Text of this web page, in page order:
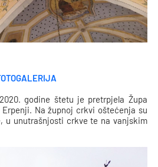
godine štetu je pretrpjela Župa
Na župnoj crkvi oštećenja su
u unutrašnjosti crkve te na vanjskim